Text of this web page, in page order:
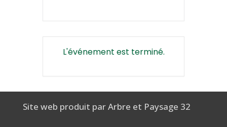
L'événement est terminé.
Site web produit par Arbre et Paysage 32